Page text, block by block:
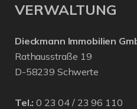
VERWALTUNG
Dieckmann Immobilien
Rathausstraße 19
D-58239 Schwerte
Tel.: 0 23 04 / 23 96 110